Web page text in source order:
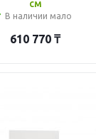
см
В наличии мало
610 770 ₸